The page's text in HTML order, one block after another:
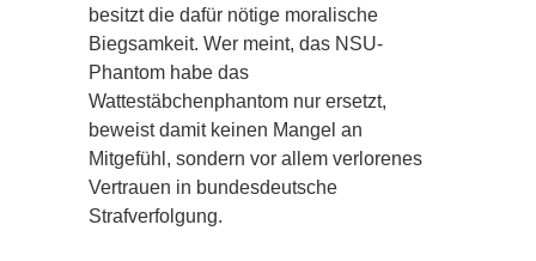
besitzt die dafür nötige moralische
Biegsamkeit. Wer meint, das NSU-
Phantom habe das
Wattestäbchenphantom nur ersetzt,
beweist damit keinen Mangel an
Mitgefühl, sondern vor allem verlorenes
Vertrauen in bundesdeutsche
Strafverfolgung.